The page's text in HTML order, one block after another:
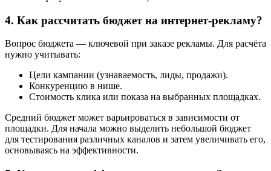
4. Как рассчитать бюджет на интернет-рекламу?
Вопрос бюджета — ключевой при заказе рекламы. Для расчёта
нужно учитывать:
Цели кампании (узнаваемость, лиды, продажи).
Конкуренцию в нише.
Стоимость клика или показа на выбранных площадках.
Средний бюджет может варьироваться в зависимости от
площадки. Для начала можно выделить небольшой бюджет
для тестирования различных каналов и затем увеличивать его,
основываясь на эффективности.